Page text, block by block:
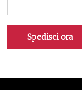
Spedisci ora